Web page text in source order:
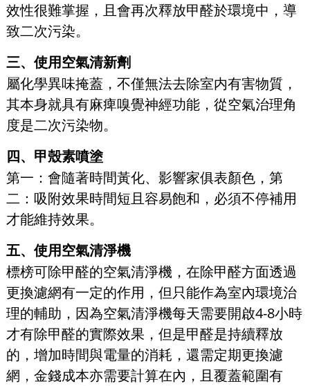
效性很難掌握，且會再次釋放甲醛於環境中，導
致二次污染。
三、使用空氣清新劑
屬化學異味掩蓋，不僅無法去除室内有害物質，
其本身就具有麻痺嗅覺神經功能，從空氣治理角
度是二次污染物。
四、甲殼素噴塗
第一：會隨著時間黃化、影響家俱表顏色，第
二：吸附效果時間短且容易飽和，必須不停補用
才能維持效果。
五、使用空氣清淨機
標榜可除甲醛的空氣清淨機，在除甲醛方面透過
更換濾網有一定的作用，但只能作為室內環境治
理的輔助，因為空氣清淨機每天需要開啟4-8小時
才有除甲醛的實際效果，但是甲醛是持續釋放
的，增加時間與電量的消耗，還需定期更換濾
網，金錢成本亦需要計算在內，且覆蓋範圍有